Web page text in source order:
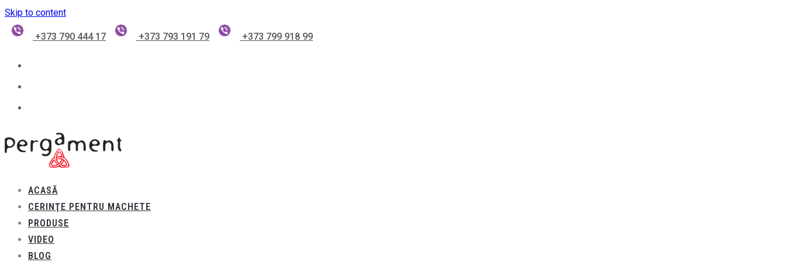
Skip to content
+373 790 444 17 +373 793 191 79 +373 799 918 99
ACASĂ
CERINŢE PENTRU MACHETE
PRODUSE
VIDEO
BLOG